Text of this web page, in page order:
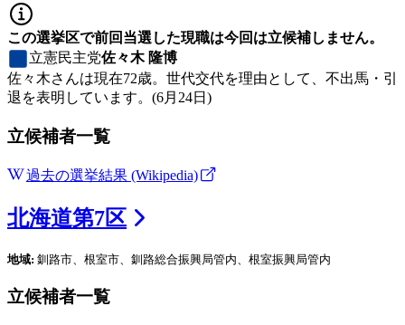
この選挙区で前回当選した現職は今回は立候補しません。
立憲民主党佐々木 隆博
佐々木さんは現在72歳。世代交代を理由として、不出馬・引
退を表明しています。(6月24日)
立候補者一覧
過去の選挙結果 (Wikipedia)
北海道第7区
地域: 釧路市、根室市、釧路総合振興局管内、根室振興局管内
立候補者一覧